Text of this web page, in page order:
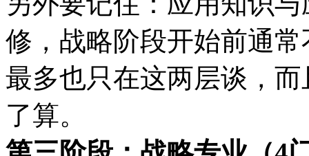
修，战略阶段开始前通
最多也只在这两层谈，
了算。